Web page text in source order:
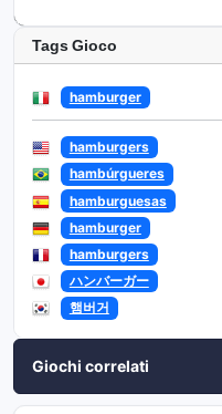
Tags Gioco
hamburger
hamburgers
hambúrgueres
hamburguesas
hamburger
hamburgers
ハンバーガー
햄버거
Giochi correlati